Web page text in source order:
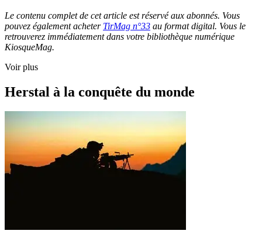
Le contenu complet de cet article est réservé aux abonnés. Vous
pouvez également acheter TirMag n°33 au format digital. Vous le
retrouverez immédiatement dans votre bibliothèque numérique
KiosqueMag.
Voir plus
Herstal à la conquête du monde